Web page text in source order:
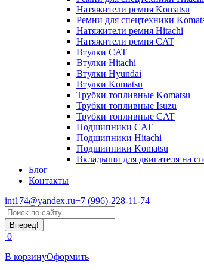
Натяжители ремня Komatsu
Ремни для спецтехники
Натяжители ремня Hitachi
Натяжители ремня CAT
Втулки CAT
Втулки Hitachi
Втулки Hyundai
Втулки Komatsu
Трубки топливные Komatsu
Трубки топливные Isuzu
Трубки топливные CAT
Подшипники CAT
Подшипники Hitachi
Подшипники Komatsu
Вкладыши для двигателя на
Блог
Контакты
int174@yandex.ru+7 (996)-228-11-74
Страница
WhatsApp
открывается
в
новом
окне
Поиск:
0
В корзинуОформить